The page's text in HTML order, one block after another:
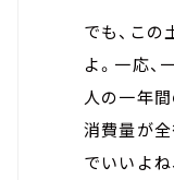
でも、こ
よ。一応
人の一年
消費量が
でいいよ